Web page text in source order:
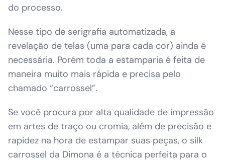
do processo.
Nesse tipo de serigrafia automatizada, a
revelação de telas (uma para cada cor) ainda é
necessária. Porém toda a estamparia é feita de
maneira muito mais rápida e precisa pelo
chamado “carrossel”.
Se você procura por alta qualidade de impressão
em artes de traço ou cromia, além de precisão e
rapidez na hora de estampar suas peças, o silk
carrossel da Dimona é a técnica perfeita para o